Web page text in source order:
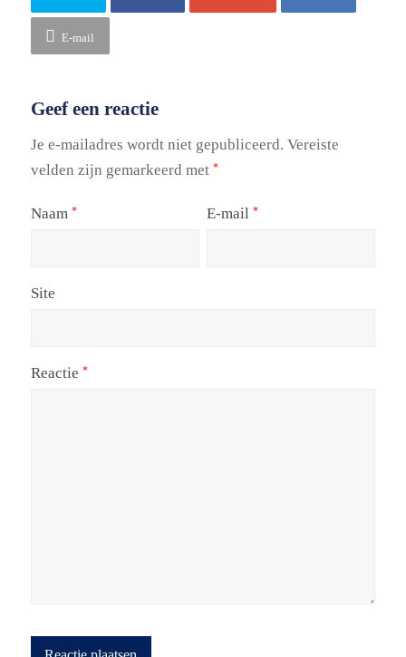
E-mail
Geef een reactie
Je e-mailadres wordt niet gepubliceerd. Vereiste
velden zijn gemarkeerd met *
Naam * E-mail *
Site
Reactie *